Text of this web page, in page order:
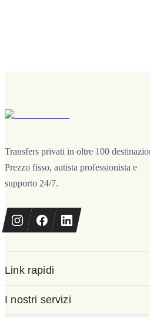
Transfers privati in oltre 100
Prezzo fisso, autista professionista e
supporto 24/7.
Link rapidi
I nostri servizi